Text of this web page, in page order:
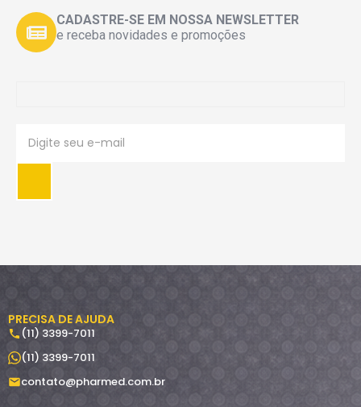
CADASTRE-SE EM NOSSA NEWSLETTER
e receba novidades e promoções
PRECISA DE AJUDA
(11) 3399-7011
(11) 3399-7011
contato@pharmed.com.br